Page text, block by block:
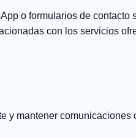
o formularios de contacto
con los servicios
y mantener comunicaciones